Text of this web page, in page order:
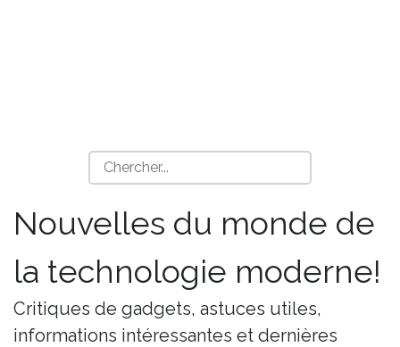
Nouvelles du monde de
la technologie moderne!
Critiques de gadgets, astuces utiles,
informations intéressantes et dernières